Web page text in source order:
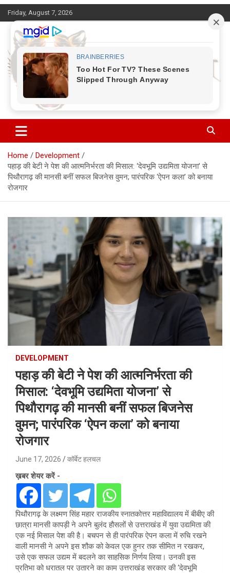
Skip
to
content
Friday, August 7, 2026
Corbett Halchal (कॉर्बेट हलचल)
Home
Development
पहाड़ की बेटी ने पेश की आत्मनिर्भरता की मिसाल: ‘देवभूमि उद्यमिता योजना’ से
पिथौरागढ़ की मानसी बनीं सफल बिजनेस वुमन; पारंपरिक ‘ऐपन कला’ को बनाया
रोजगार
DEVELOPMENT
पहाड़ की बेटी ने पेश की आत्मनिर्भरता की
मिसाल: ‘देवभूमि उद्यमिता योजना’ से
पिथौरागढ़ की मानसी बनीं सफल बिजनेस
वुमन; पारंपरिक ‘ऐपन कला’ को बनाया
रोजगार
June 17, 2026 कॉर्बेट हलचल
ख़बर शेयर करें -
पिथौरागढ़ के लक्ष्मण सिंह महार राजकीय स्नातकोत्तर महाविद्यालय में बीबीए की
छात्रा मानसी कापड़ी ने अपने बुलंद हौसलों से उत्तराखंड में युवा उद्यमिता की
एक नई मिसाल पेश की है। बचपन से ही पारंपरिक ऐपन कला में रुचि रखने
वाली मानसी ने अपने इस शौक को केवल एक हुनर तक सीमित न रखकर,
उसे एक सफल उद्यम में बदलने का साहसिक निर्णय लिया। उनकी इस
प्रतिभा को धरातल पर उतारने का काम उत्तराखंड सरकार की ‘देवभूमि